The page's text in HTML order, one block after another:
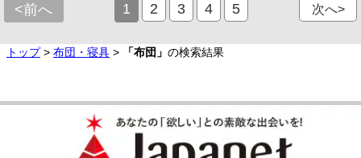
<前へ 1 2 3 4 5 次へ>
トップ> 布団・寝具 > 「布団」 の検索結果